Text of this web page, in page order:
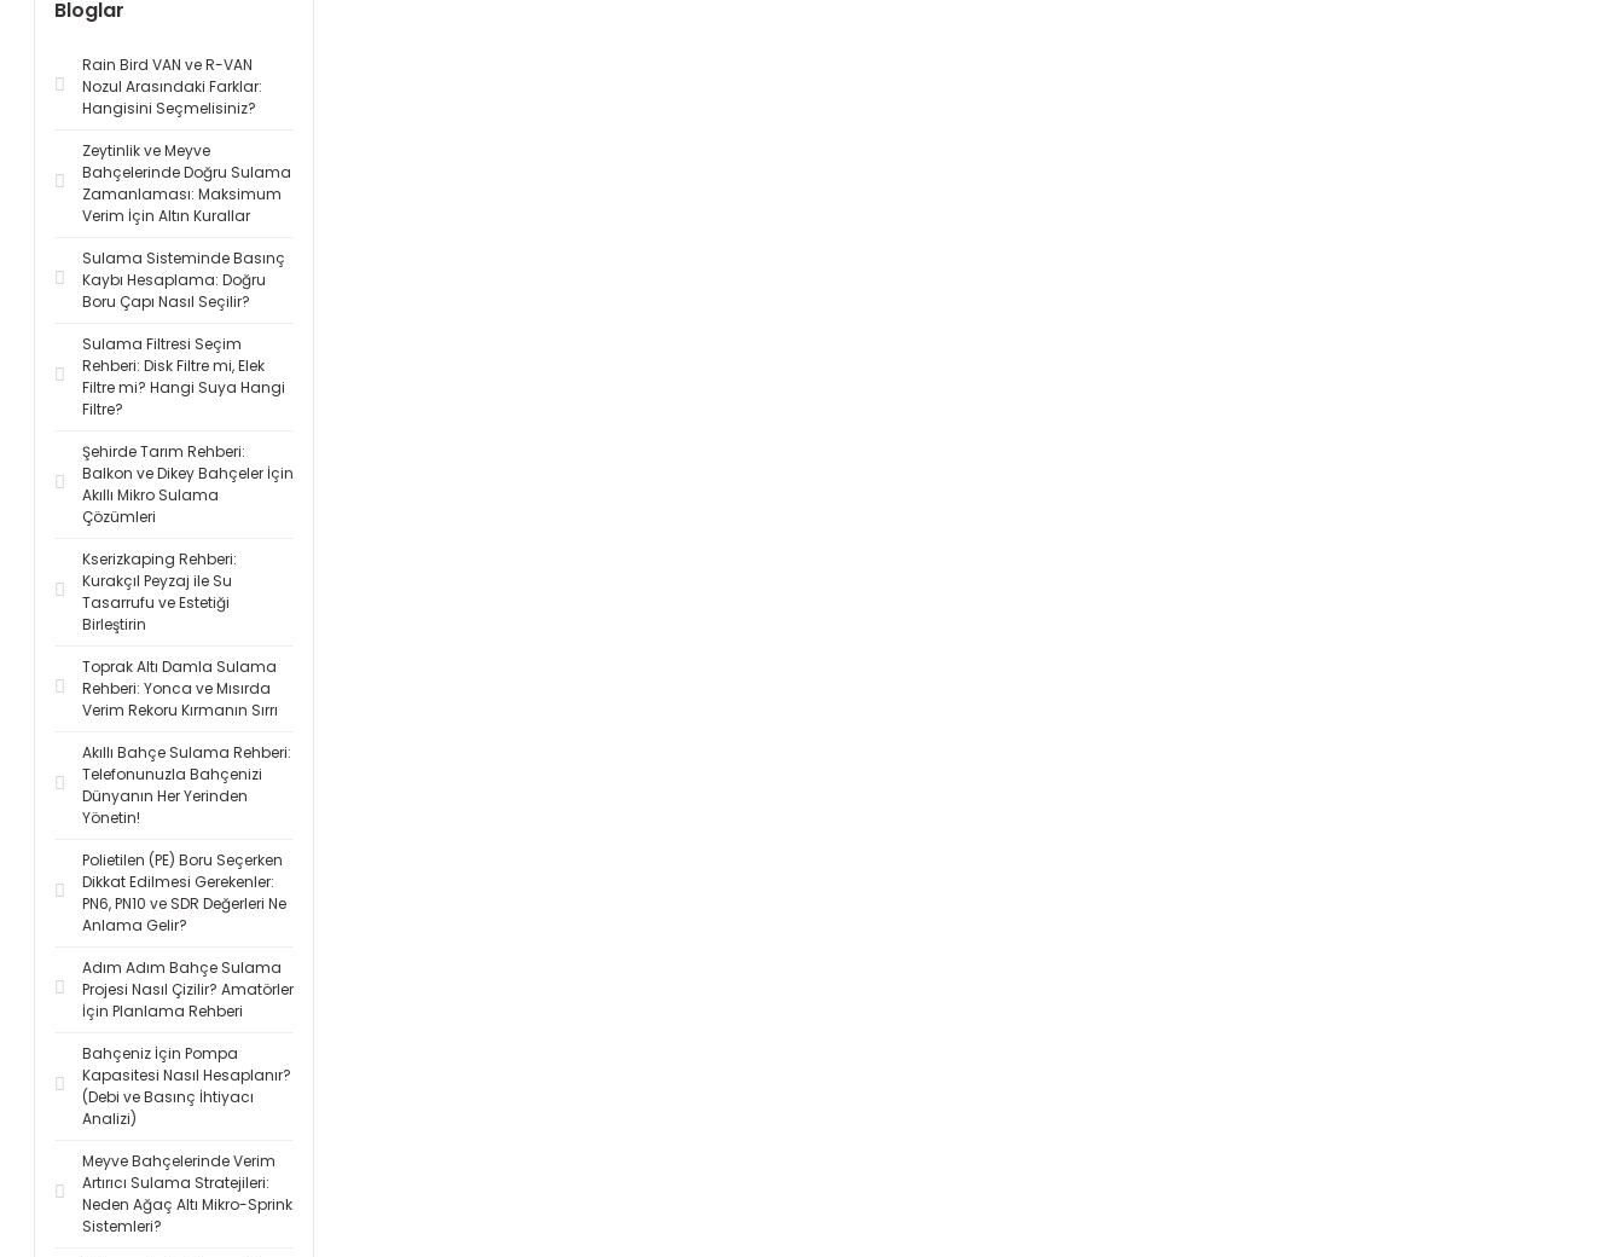
Bloglar
Rain Bird VAN ve R-VAN
Nozul Arasındaki Farklar:
Hangisini Seçmelisiniz?
Zeytinlik ve Meyve
Bahçelerinde Doğru Sulama
Zamanlaması: Maksimum
Verim İçin Altın Kurallar
Sulama Sisteminde Basınç
Kaybı Hesaplama: Doğru
Boru Çapı Nasıl Seçilir?
Sulama Filtresi Seçim
Rehberi: Disk Filtre mi, Elek
Filtre mi? Hangi Suya Hangi
Filtre?
Şehirde Tarım Rehberi:
Balkon ve Dikey Bahçeler İçin
Akıllı Mikro Sulama
Çözümleri
Kserizkaping Rehberi:
Kurakçıl Peyzaj ile Su
Tasarrufu ve Estetiği
Birleştirin
Toprak Altı Damla Sulama
Rehberi: Yonca ve Mısırda
Verim Rekoru Kırmanın Sırrı
Akıllı Bahçe Sulama Rehberi:
Telefonunuzla Bahçenizi
Dünyanın Her Yerinden
Yönetin!
Polietilen (PE) Boru Seçerken
Dikkat Edilmesi Gerekenler:
PN6, PN10 ve SDR Değerleri Ne
Anlama Gelir?
Adım Adım Bahçe Sulama
Projesi Nasıl Çizilir? Amatörler
İçin Planlama Rehberi
Bahçeniz İçin Pompa
Kapasitesi Nasıl Hesaplanır?
(Debi ve Basınç İhtiyacı
Analizi)
Meyve Bahçelerinde Verim
Artırıcı Sulama Stratejileri:
Neden Ağaç Altı Mikro-Sprink
Sistemleri?